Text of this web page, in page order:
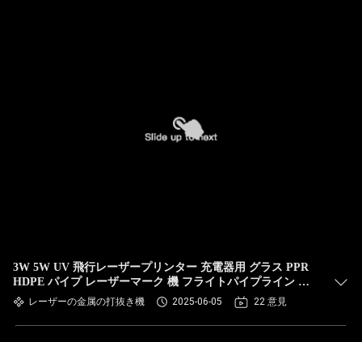
3W 5W UV 飛行レーザープリンター 充電器用 グラス PPR
HDPE パイプ レーザーマーク 機 フライトパイプライン 生
産ライン コード化 機
レーザーの金属の打抜き機 2025-06-05 22 意見